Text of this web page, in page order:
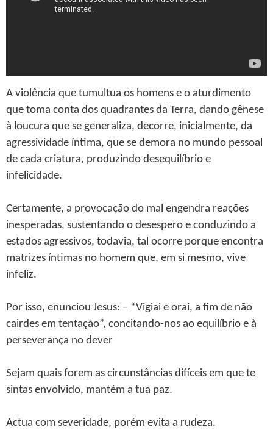
A violência que tumultua os homens e o aturdimento
que toma conta dos quadrantes da Terra, dando gênese
à loucura que se generaliza, decorre, inicialmente, da
agressividade íntima, que se demora no mundo pessoal
de cada criatura, produzindo desequilíbrio e
infelicidade.
Certamente, a provocação do mal engendra reações
inesperadas, sustentando o desespero e conduzindo a
estados agressivos, todavia, tal ocorre porque encontra
matrizes íntimas no homem que, em si mesmo, vive
infeliz.
Por isso, enunciou Jesus: – “Vigiai e orai, a fim de não
cairdes em tentação”, concitando-nos ao equilíbrio e à
perseverança no dever
Sejam quais forem as circunstâncias difíceis em que te
sintas envolvido, mantém a tua paz.
Actua com severidade, porém evita a rudeza.